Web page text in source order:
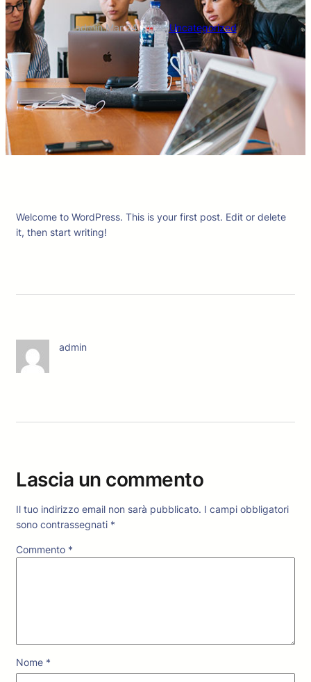
admin·Mar 24, 2025·Uncategorized
Welcome to WordPress. This is your first post. Edit or delete
it, then start writing!
admin
Lascia un commento
Il tuo indirizzo email non sarà pubblicato. I campi obbligatori
sono contrassegnati *
Commento *
Nome *